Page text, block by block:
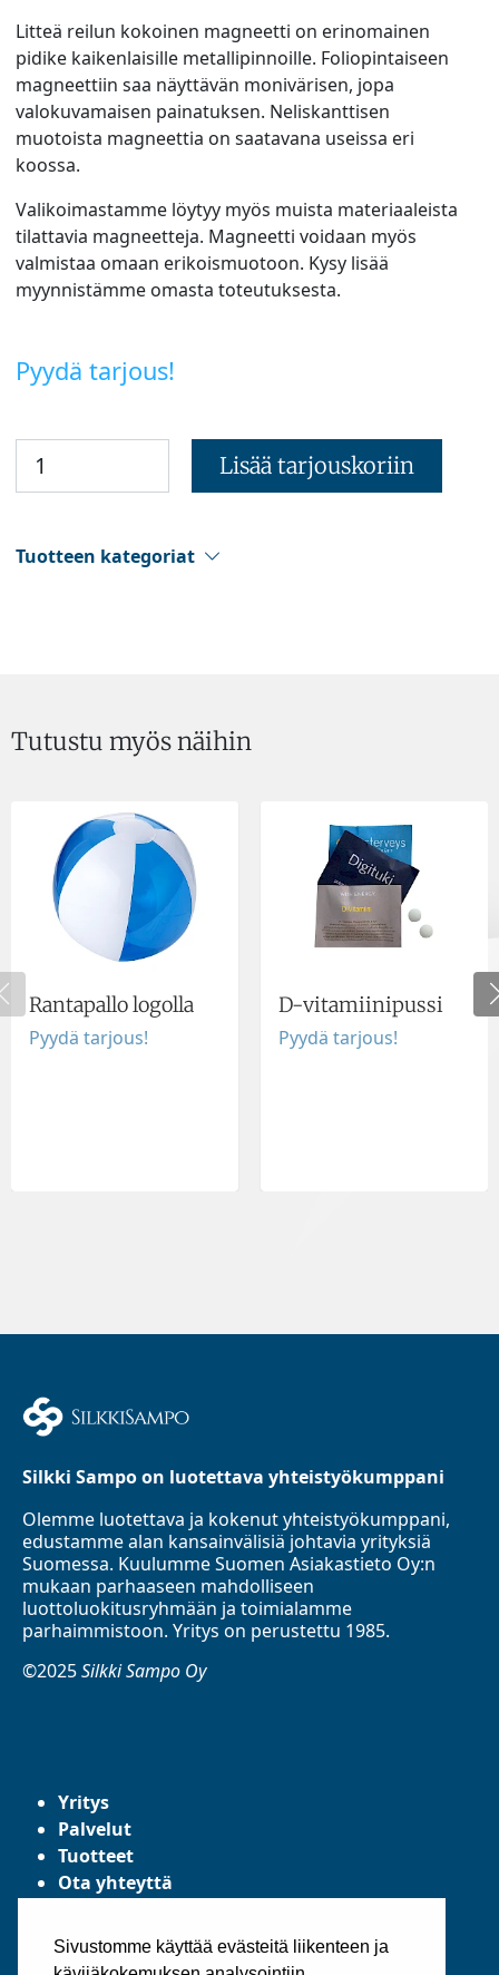
Sivustomme käyttää evästeitä liikenteen ja
Litteä reilun kokoinen magneetti on erinomainen
pidike kaikenlaisille metallipinnoille. Foliopintaiseen
magneettiin saa näyttävän monivärisen, jopa
valokuvamaisen painatuksen. Neliskanttisen
muotoista magneettia on saatavana useissa eri
koossa.
Valikoimastamme löytyy myös muista materiaaleista
tilattavia magneetteja. Magneetti voidaan myös
valmistaa omaan erikoismuotoon. Kysy lisää
myynnistämme omasta toteutuksesta.
Pyydä tarjous!
Lisää tarjouskoriin
Tuotteen kategoriat
Tutustu myös näihin
Rantapallo logolla
Pyydä tarjous!
D-vitamiinipussi
Pyydä tarjous!
Silkki Sampo on luotettava yhteistyökumppani
Olemme luotettava ja kokenut yhteistyökumppani,
edustamme alan kansainvälisiä johtavia yrityksiä
Suomessa. Kuulumme Suomen Asiakastieto Oy:n
mukaan parhaaseen mahdolliseen
luottoluokitusryhmään ja toimialamme
parhaimmistoon. Yritys on perustettu 1985.
©2025Silkki Sampo Oy
Yritys
Palvelut
Tuotteet
Ota yhteyttä
Yleiset toimitusehdot